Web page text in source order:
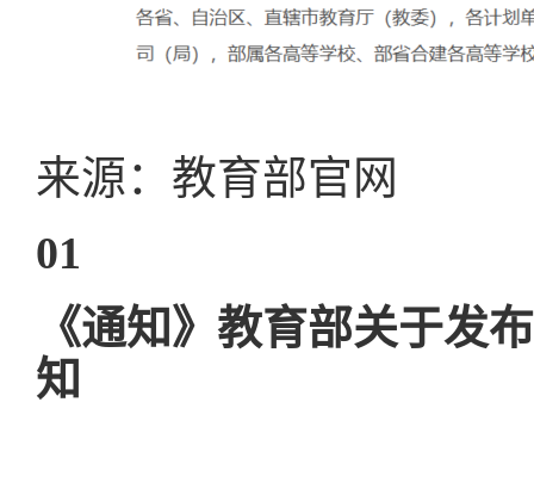
来源：教育部官网
01
《通知》教育部关于发
知